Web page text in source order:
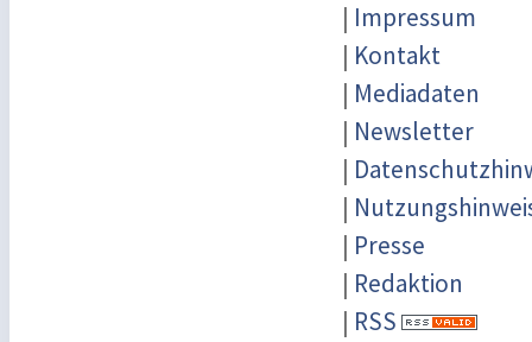
| Impressum
| Kontakt
| Mediadaten
| Newsletter
|
|
| Presse
| Redaktion
| RSS